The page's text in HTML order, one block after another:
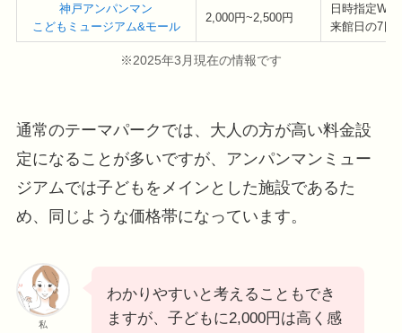
神戸アンパンマン
こどもミュージアム&モール
2,000円~2,500円
日時指定
来館日の7日
※2025年3月現在の情報です
通常のテーマパークでは、大人の方が高い料金設
定になることが多いですが、アンパンマンミュー
ジアムでは子どもをメインとした施設であるた
め、同じような価格帯になっています。
私
わかりやすいと考えることもでき
ますが、子どもに2,000円は高く感